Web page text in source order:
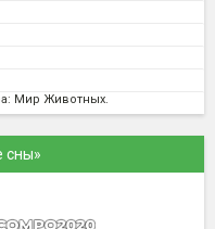
Мир Животных.
сны»